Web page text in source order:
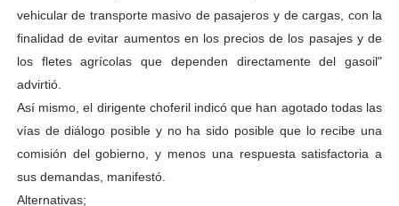
vehicular de transporte masivo de pasajeros y de cargas, con la
finalidad de evitar aumentos en los precios de los pasajes y de
los fletes agrícolas que dependen directamente del gasoil"
advirtió.
Así mismo, el dirigente choferil indicó que han agotado todas las
vías de diálogo posible y no ha sido posible que lo recibe una
comisión del gobierno, y menos una respuesta satisfactoria a
sus demandas, manifestó.
Alternativas;